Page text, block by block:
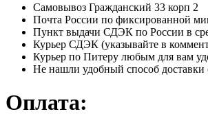
Самовывоз Гражданский 33 корп 2
Почта России по фиксированной
Пункт выдачи СДЭК по России в
Курьер СДЭК (указывайте в
Курьер по Питеру любым для вам
Не нашли удобный способ доставки
Оплата: